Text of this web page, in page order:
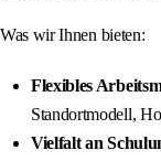
Was wir Ihnen bieten:
Flexibles
Standortmodell,
Vielfalt an